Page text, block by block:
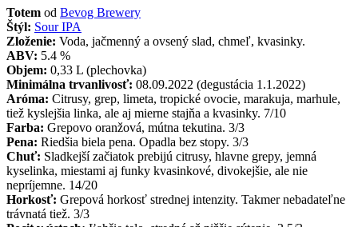
Totem od Bevog Brewery
Štýl: Sour IPA
Zloženie: Voda, jačmenný a ovsený slad, chmeľ, kvasinky.
ABV: 5.4 %
Objem: 0,33 L (plechovka)
Minimálna trvanlivosť: 08.09.2022 (degustácia 1.1.2022)
Aróma: Citrusy, grep, limeta, tropické ovocie, marakuja, marhule,
tiež kyslejšia linka, ale aj mierne stajňa a kvasinky. 7/10
Farba: Grepovo oranžová, mútna tekutina. 3/3
Pena: Riedšia biela pena. Opadla bez stopy. 3/3
Chuť: Sladkejší začiatok prebijú citrusy, hlavne grepy, jemná
kyselinka, miestami aj funky kvasinkové, divokejšie, ale nie
nepríjemne. 14/20
Horkosť: Grepová horkosť strednej intenzity. Takmer nebadateľne
trávnatá tiež. 3/3